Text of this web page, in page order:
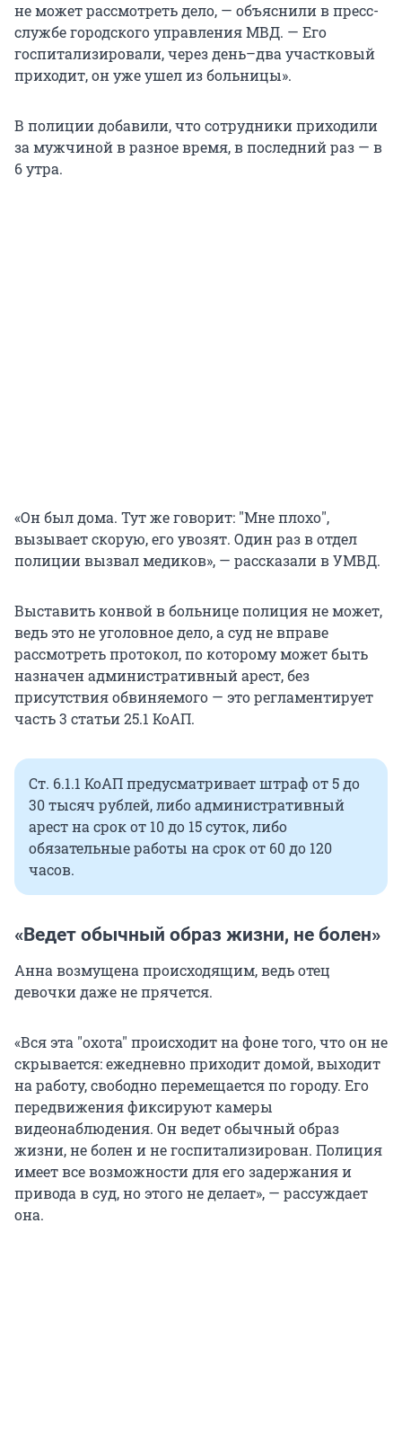
не может рассмотреть дело, — объяснили в пресс-
службе городского управления МВД. — Его
госпитализировали, через день–два участковый
приходит, он уже ушел из больницы».
В полиции добавили, что сотрудники приходили
за мужчиной в разное время, в последний раз — в
6 утра.
«Он был дома. Тут же говорит: "Мне плохо",
вызывает скорую, его увозят. Один раз в отдел
полиции вызвал медиков», — рассказали в УМВД.
Выставить конвой в больнице полиция не может,
ведь это не уголовное дело, а суд не вправе
рассмотреть протокол, по которому может быть
назначен административный арест, без
присутствия обвиняемого — это регламентирует
часть 3 статьи 25.1 КоАП.
Ст. 6.1.1 КоАП предусматривает штраф от 5 до
30 тысяч рублей, либо административный
арест на срок от 10 до 15 суток, либо
обязательные работы на срок от 60 до 120
часов.
«Ведет обычный образ жизни, не болен»
Анна возмущена происходящим, ведь отец
девочки даже не прячется.
«Вся эта "охота" происходит на фоне того, что он не
скрывается: ежедневно приходит домой, выходит
на работу, свободно перемещается по городу. Его
передвижения фиксируют камеры
видеонаблюдения. Он ведет обычный образ
жизни, не болен и не госпитализирован. Полиция
имеет все возможности для его задержания и
привода в суд, но этого не делает», — рассуждает
она.